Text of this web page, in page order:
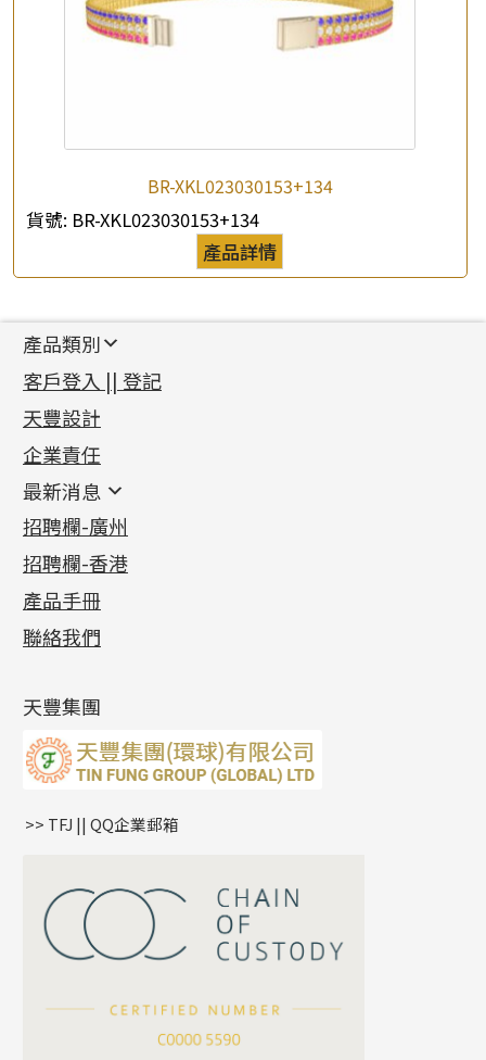
BR-XKL023030153+134
貨號: BR-XKL023030153+134
產品詳情
公司名稱
產品類別
新產品
足金系列
足金配件
機織鏈系列
珠仔鏈
镶口链
管狀網鏈
十字車花鏈系列
十字閃O鏈系列
十字錘打鏈系列
側身車花鏈系列
側身鏈系列
雙十字鏈系列
水波鏈系列
蛇骨鏈系列
鏈尾系列
嘴唇鏈系列
S車花鏈系列
珍珠鏈系列
坦克鏈系列
滿天星鏈系列
方假繩鏈系列
首飾配件
耳環類配件
卷迫系列
螺絲迫系列
梅花迫系列
平臺迫系列
綫拍系列
美拍系列
耳環扣系列
耳綫/耳鈎系列
耳環爪頭
耳環
鏈類配件
動感車花吊墜
調節珠系列
生圈扣系列
龍蝦扣系列
鴨俐制系列
字母吊墜
相盒吊墜
項鏈吊墜
生肖吊墜
星座吊墜
珠扣
其他類配件
珠盤系列
袖口鈕系列
焊片及鐳射綫
空心車花管
珠類配件
無孔光身珠
空心光身珠
無孔批花珠
鑲口類
四爪頭系列
六爪頭系列
車花片
動感車花片
鑲口戒指
鑲口手鏈系列
首飾系列
手镯系列
戒指系列
空心耳環
空心车花管首饰链
空心手鐲系列
貴金屬原料
千足金
記憶金屬系列
記憶戒指
拉簧珠珠手鏈
記憶鈦手鐲
客戶登入 || 登記
天豐設計
企業責任
最新消息
最新消息
各項證書(2)
相片集(9)
展覽會資訊
最新產品資訊
招聘欄-廣州
招聘欄-香港
產品手冊
聯絡我們
天豐集團
>> TFJ || QQ企業郵箱